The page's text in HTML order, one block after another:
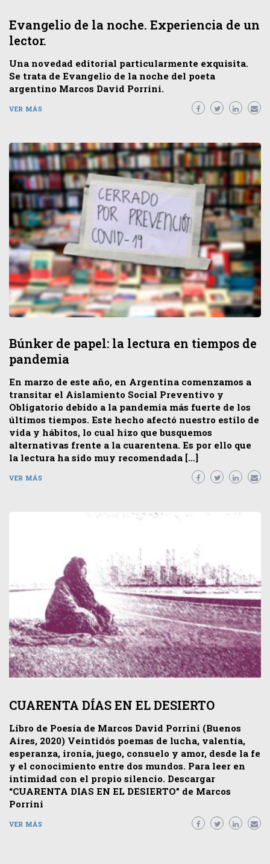
Evangelio de la noche. Experiencia de un
lector.
Una novedad editorial particularmente exquisita.
Se trata de Evangelio de la noche del poeta
argentino Marcos David Porrini.
VER MÁS
Búnker de papel: la lectura en tiempos de
pandemia
En marzo de este año, en Argentina comenzamos a
transitar el Aislamiento Social Preventivo y
Obligatorio debido a la pandemia más fuerte de los
últimos tiempos. Este hecho afectó nuestro estilo de
vida y hábitos, lo cual hizo que busquemos
alternativas frente a la cuarentena. Es por ello que
la lectura ha sido muy recomendada […]
VER MÁS
CUARENTA DÍAS EN EL DESIERTO
Libro de Poesía de Marcos David Porrini (Buenos
Aires, 2020) Veintidós poemas de lucha, valentía,
esperanza, ironía, juego, consuelo y amor, desde la fe
y el conocimiento entre dos mundos. Para leer en
intimidad con el propio silencio. Descargar
“CUARENTA DIAS EN EL DESIERTO” de Marcos
Porrini
VER MÁS